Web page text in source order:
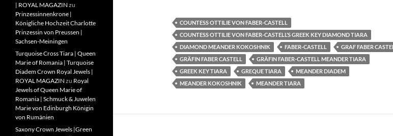
COUNTESS OTTILIE VON FABER-CASTELL
COUNTESS OTTILIE VON FABER-CASTELL’S GREEK KEY DIAMOND TIARA
DIAMOND MEANDER KOKOSHNIK
FABER-CASTELL
GRAF FABER
GRÄFIN FABER CASTELL
GRÄFIN FABER-CASTELL MEANDER TIARA
GREEK KEY TIARA
GREQUE TIARA
MEANDER DIADEM
MEANDER KOKOSHNIK
MEANDER TIARA
| ROYAL MAGAZIN zu
Prinzessinnenkrone |
Königliche Hochzeit Charlotte
Prinzessin von Preussen |
Sachsen-Meiningen
Turquoise Cross Tiara | Queen
Marie of Romania | Turquoise
Diadem Crown Royal Jewels |
ROYAL MAGAZIN zu Royal
Jewels of Queen Marie of
Romania | Schmuck & Juwelen
Marie von Edinburgh Königin
von Rumänien
Saxony Crown Jewels |Green